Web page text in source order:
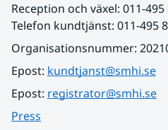
Reception och växel: 011-495
Telefon kundtjänst: 011-495
Organisationsnummer:
Epost: kundtjanst@smhi.se
Epost: registrator@smhi.se
Press